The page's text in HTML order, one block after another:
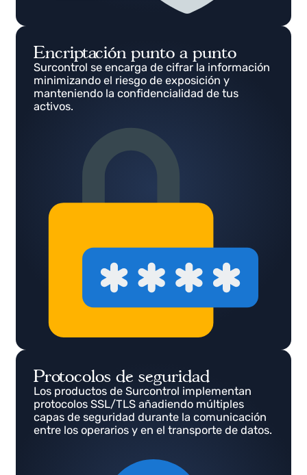
Encriptación punto a punto
Surcontrol se encarga de cifrar la información
minimizando el riesgo de exposición y
manteniendo la confidencialidad de tus